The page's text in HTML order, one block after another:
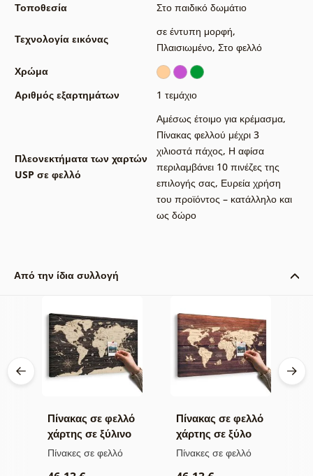
Τοποθεσία
Στο παιδικό δωμάτιο
Τεχνολογία εικόνας
σε έντυπη μορφή,
Πλαισιωμένο, Στο φελλό
Χρώμα
Αριθμός εξαρτημάτων
1 τεμάχιο
Πλεονεκτήματα των χαρτών
USP σε φελλό
Αμέσως έτοιμο για κρέμασμα,
Πίνακας φελλού μέχρι 3
χιλιοστά πάχος, Η αφίσα
περιλαμβάνει 10 πινέζες της
επιλογής σας, Ευρεία χρήση
του προϊόντος – κατάλληλο και
ως δώρο
Από την ίδια συλλογή
Πίνακας σε φελλό
χάρτης σε ξύλινο
φόντο
Πίνακες σε φελλό
Πίνακας σε φελλό
χάρτης σε ξύλο
Πίνακες σε φελλό